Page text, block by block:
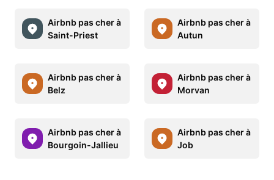
Airbnb pas cher à
Saint-Priest
Airbnb pas cher à
Autun
Airbnb pas cher à
Belz
Airbnb pas cher à
Morvan
Airbnb pas cher à
Bourgoin-Jallieu
Airbnb pas cher à
Job